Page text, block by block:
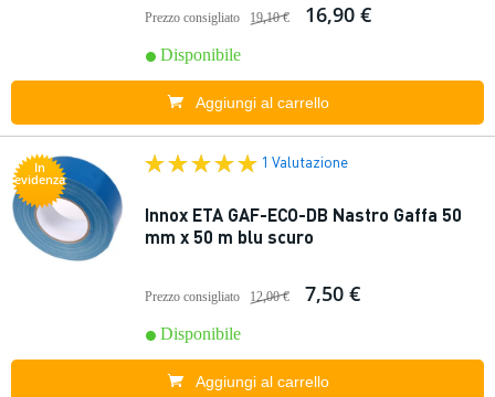
Prezzo consigliato 19,10 € 16,90 €
Disponibile
Aggiungi al carrello
In
evidenza
1 Valutazione
Innox ETA GAF-ECO-DB Nastro Gaffa 50
mm x 50 m blu scuro
Prezzo consigliato 12,00 € 7,50 €
Disponibile
Aggiungi al carrello